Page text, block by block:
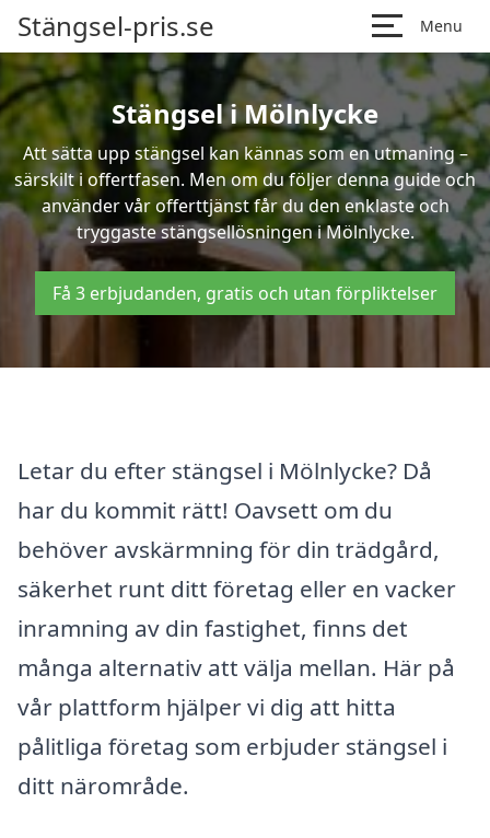
Stängsel-pris.se Menu
Stängsel i Mölnlycke
Att sätta upp stängsel kan kännas som en utmaning –
särskilt i offertfasen. Men om du följer denna guide och
använder vår offerttjänst får du den enklaste och
tryggaste stängsellösningen i Mölnlycke.
Få 3 erbjudanden, gratis och utan förpliktelser
Letar du efter stängsel i Mölnlycke? Då
har du kommit rätt! Oavsett om du
behöver avskärmning för din trädgård,
säkerhet runt ditt företag eller en vacker
inramning av din fastighet, finns det
många alternativ att välja mellan. Här på
vår plattform hjälper vi dig att hitta
pålitliga företag som erbjuder stängsel i
ditt närområde.